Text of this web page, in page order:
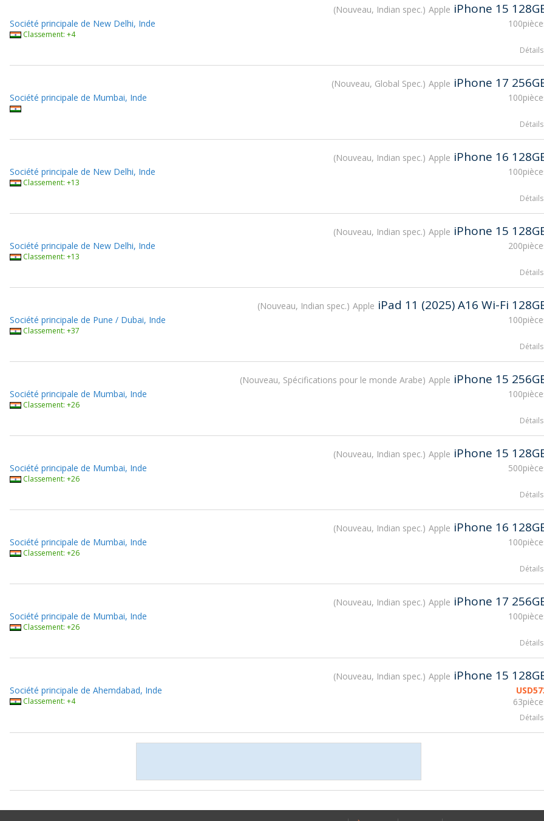
Nouveau, Indian spec. Apple iPhone 15
Société principale de New Delhi, Inde
Classement: +4
Détails
Nouveau, Global Spec. Apple iPhone 17
Société principale de Mumbai, Inde
Détails
Nouveau, Indian spec. Apple iPhone 16
Société principale de New Delhi, Inde
Classement: +13
Détails
Nouveau, Indian spec. Apple iPhone 15
Société principale de New Delhi, Inde
Classement: +13
Détails
Nouveau, Indian spec. Apple iPad 11 (2025) A16 Wi-Fi
Société principale de Pune / Dubai, Inde
Classement: +37
Détails
Nouveau, Spécifications pour le monde Arabe Apple iPhone 15
Société principale de Mumbai, Inde
Classement: +26
Détails
Nouveau, Indian spec. Apple iPhone 15
Société principale de Mumbai, Inde
Classement: +26
Détails
Nouveau, Indian spec. Apple iPhone 16
Société principale de Mumbai, Inde
Classement: +26
Détails
Nouveau, Indian spec. Apple iPhone 17
Société principale de Mumbai, Inde
Classement: +26
Détails
Nouveau, Indian spec. Apple iPhone 15
USD
Société principale de Ahemdabad, Inde
Classement: +4
Détails